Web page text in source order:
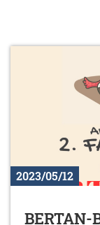
2023/05/12
BERTAN-